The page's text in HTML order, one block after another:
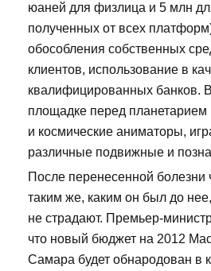
юаней для физлица и 5 млн
полученных от всех
обособления собственных
клиентов, использование в
квалифицированных банков.
площадке перед
и космические аниматоры,
различные подвижные и
После перенесенной болезни
таким же, каким он был до
не страдают. Премьер-
что новый бюджет на 2012
Самара будет обнародован в